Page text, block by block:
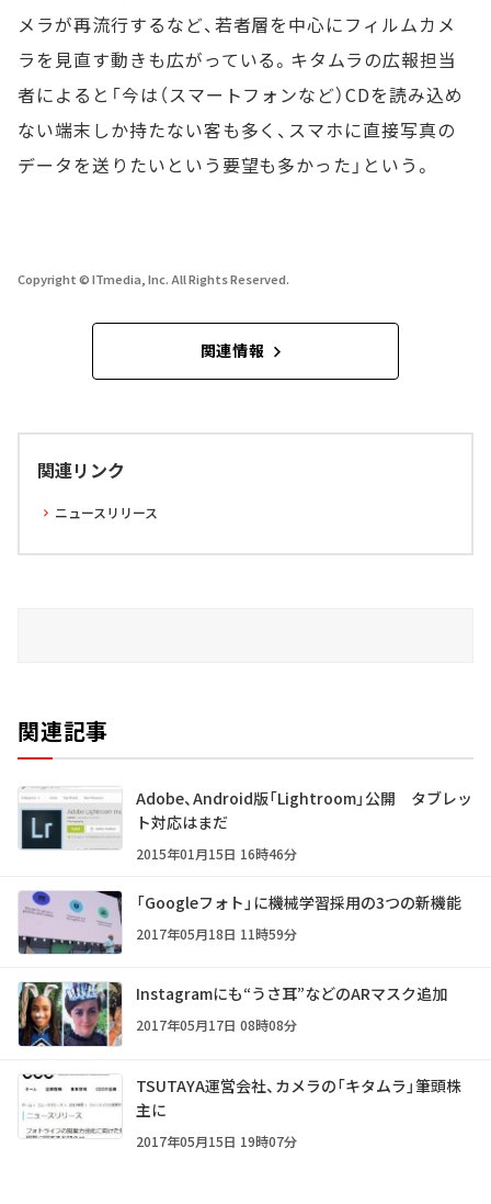
メラが再流行するなど、若者層を中心にフィルムカメ
ラを見直す動きも広がっている。キタムラの広報担当
者によると「今は（スマートフォンなど）CDを読み込め
ない端末しか持たない客も多く、スマホに直接写真の
データを送りたいという要望も多かった」という。
Copyright © ITmedia, Inc. All Rights Reserved.
関連情報
関連リンク
ニュースリリース
関連記事
Adobe、Android版「Lightroom」公開 タブレッ
ト対応はまだ
2015年01月15日 16時46分
「Googleフォト」に機械学習採用の3つの新機能
2017年05月18日 11時59分
Instagramにも“うさ耳”などのARマスク追加
2017年05月17日 08時08分
TSUTAYA運営会社、カメラの「キタムラ」筆頭株
主に
2017年05月15日 19時07分